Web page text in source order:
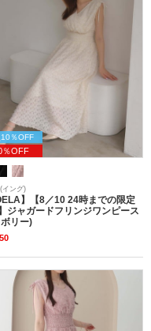
％OFF
％OFF
イング)
】【8／10 24時までの限定
ジャガードフリンジワンピース
リー)